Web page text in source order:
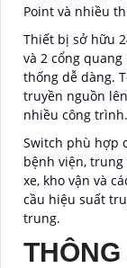
Point và nhiều
Thiết bị sở hữu
và 2 cổng
thống dễ dàng.
truyền nguồn
nhiều công trình.
Switch phù hợp
bệnh viện,
xe, kho vận và
cầu hiệu suất
trung.